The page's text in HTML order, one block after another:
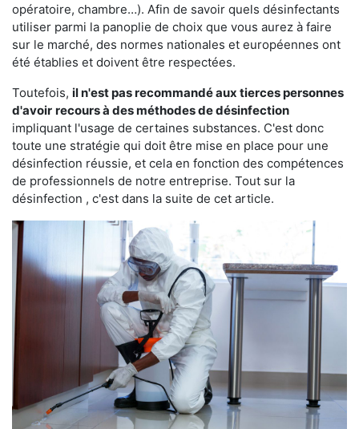
opératoire, chambre…). Afin de savoir quels désinfectants
utiliser parmi la panoplie de choix que vous aurez à faire
sur le marché, des normes nationales et européennes ont
été établies et doivent être respectées.
Toutefois, il n'est pas recommandé aux tierces personnes
d'avoir recours à des méthodes de désinfection
impliquant l'usage de certaines substances. C'est donc
toute une stratégie qui doit être mise en place pour une
désinfection réussie, et cela en fonction des compétences
de professionnels de notre entreprise. Tout sur la
désinfection , c'est dans la suite de cet article.